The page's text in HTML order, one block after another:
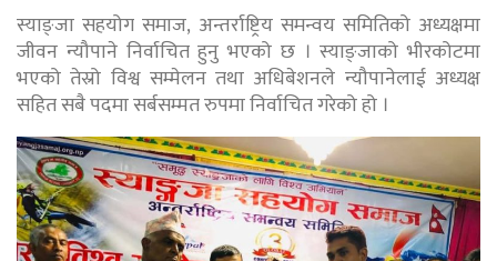
स्याङ्जा सहयोग समाज, अन्तर्राष्ट्रिय समन्वय समितिको अध्यक्षमा
जीवन न्यौपाने निर्वाचित हुनु भएको छ । स्याङ्जाको भीरकोटमा
भएको तेस्रो विश्व सम्मेलन तथा अधिबेशनले न्यौपानेलाई अध्यक्ष
सहित सबै पदमा सर्बसम्मत रुपमा निर्वाचित गरेको हो ।